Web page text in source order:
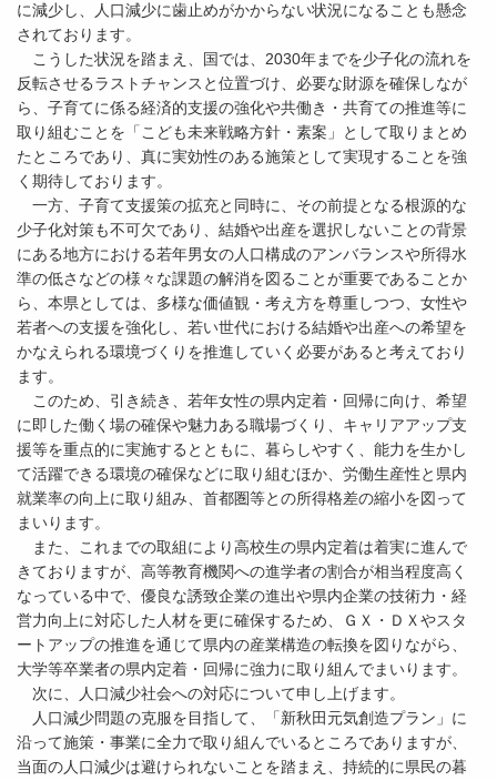
に減少し、人口減少に歯止めがかからない状況になることも懸念
されております。
こうした状況を踏まえ、国では、2030年までを少子化の流れを
反転させるラストチャンスと位置づけ、必要な財源を確保しなが
ら、子育てに係る経済的支援の強化や共働き・共育ての推進等に
取り組むことを「こども未来戦略方針・素案」として取りまとめ
たところであり、真に実効性のある施策として実現することを強
く期待しております。
一方、子育て支援策の拡充と同時に、その前提となる根源的な
少子化対策も不可欠であり、結婚や出産を選択しないことの背景
にある地方における若年男女の人口構成のアンバランスや所得水
準の低さなどの様々な課題の解消を図ることが重要であることか
ら、本県としては、多様な価値観・考え方を尊重しつつ、女性や
若者への支援を強化し、若い世代における結婚や出産への希望を
かなえられる環境づくりを推進していく必要があると考えており
ます。
このため、引き続き、若年女性の県内定着・回帰に向け、希望
に即した働く場の確保や魅力ある職場づくり、キャリアアップ支
援等を重点的に実施するとともに、暮らしやすく、能力を生かし
て活躍できる環境の確保などに取り組むほか、労働生産性と県内
就業率の向上に取り組み、首都圏等との所得格差の縮小を図って
まいります。
また、これまでの取組により高校生の県内定着は着実に進んで
きておりますが、高等教育機関への進学者の割合が相当程度高く
なっている中で、優良な誘致企業の進出や県内企業の技術力・経
営力向上に対応した人材を更に確保するため、ＧＸ・ＤＸやスタ
ートアップの推進を通じて県内の産業構造の転換を図りながら、
大学等卒業者の県内定着・回帰に強力に取り組んでまいります。
次に、人口減少社会への対応について申し上げます。
人口減少問題の克服を目指して、「新秋田元気創造プラン」に
沿って施策・事業に全力で取り組んでいるところでありますが、
当面の人口減少は避けられないことを踏まえ、持続的に県民の暮